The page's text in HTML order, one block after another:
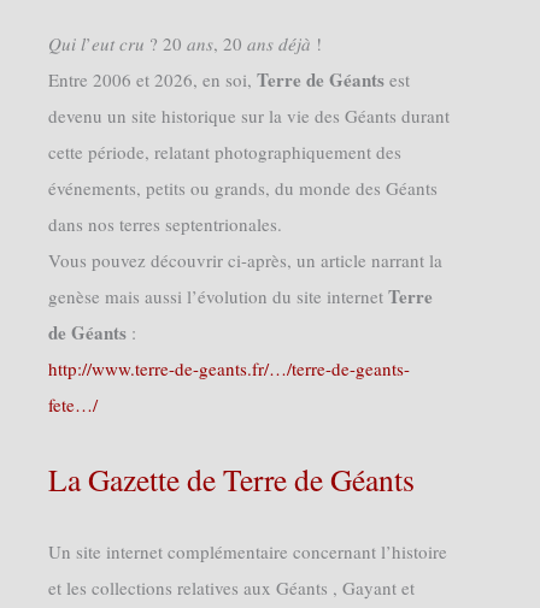
𝑄𝑢𝑖 𝑙’𝑒𝑢𝑡 𝑐𝑟𝑢 ? 20 𝑎𝑛𝑠, 20 𝑎𝑛𝑠 𝑑𝑒́𝑗𝑎̀ !
Entre 2006 et 2026, en soi, Terre de Géants est
devenu un site historique sur la vie des Géants durant
cette période, relatant photographiquement des
événements, petits ou grands, du monde des Géants
dans nos terres septentrionales.
Vous pouvez découvrir ci-après, un article narrant la
genèse mais aussi l’évolution du site internet Terre
de Géants :
http://www.terre-de-geants.fr/…/terre-de-geants-
fete…/
La Gazette de Terre de Géants
Un site internet complémentaire concernant l’histoire
et les collections relatives aux Géants , Gayant et